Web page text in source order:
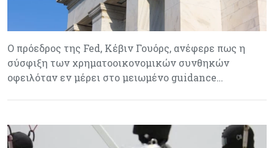
Ο πρόεδρος της Fed, Κέβιν Γουόρς, ανέφερε πως η
σύσφιξη των χρηματοοικονομικών συνθηκών
οφειλόταν εν μέρει στο μειωμένο guidance…